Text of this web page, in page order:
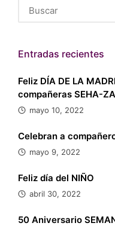
Entradas recientes
Feliz DÍA DE LA
compañeras SEHA-
mayo 10, 2022
Celebran a
mayo 9, 2022
Feliz día del NIÑO
abril 30, 2022
50 Aniversario